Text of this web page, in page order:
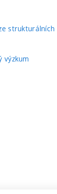
strukturálních
výzkum